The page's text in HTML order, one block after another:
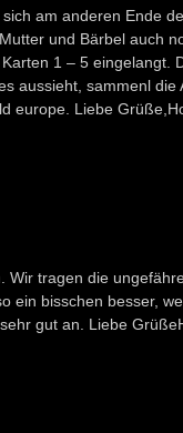
am anderen Ende
und Bärbel auch
1 – 5 eingelangt.
aussieht, sammenl die
europe. Liebe
Wir tragen die
ein bisschen besser,
gut an. Liebe